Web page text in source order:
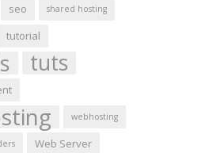
seo shared hosting
tutorial
tuts
webhosting
Web Server